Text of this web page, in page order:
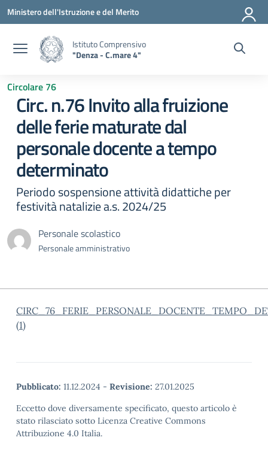
Vai ai contenuti
Vai al menu di navigazione
Vai al footer
Ministero dell'Istruzione e del Merito
Istituto Comprensivo
"Denza - C.mare 4"
Circolare 76
Circ. n.76 Invito alla fruizione
delle ferie maturate dal
personale docente a tempo
determinato
Periodo sospensione attività didattiche per
festività natalizie a.s. 2024/25
Personale scolastico
Personale amministrativo
(1)
Pubblicato: 11.12.2024 - Revisione: 27.01.2025
Eccetto dove diversamente specificato, questo articolo è
stato rilasciato sotto Licenza Creative Commons
Attribuzione 4.0 Italia.